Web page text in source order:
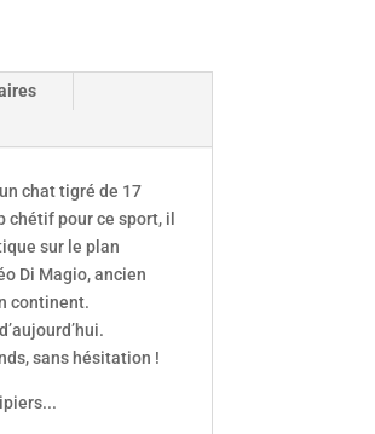
chat tigré de 17
chétif pour ce sport, il
sur le plan
Di Magio, ancien
continent.
sans hésitation !